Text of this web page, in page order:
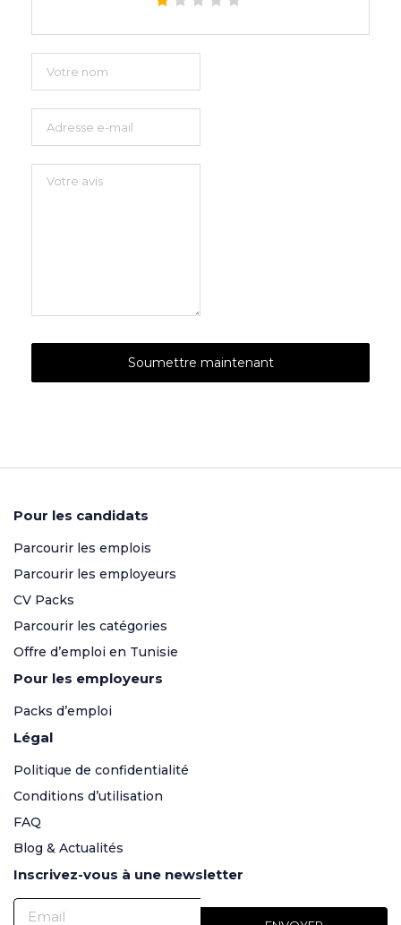
Pour les candidats
Parcourir les emplois
Parcourir les employeurs
CV Packs
Parcourir les catégories
Offre d’emploi en Tunisie
Pour les employeurs
Packs d’emploi
Légal
Politique de confidentialité
Conditions d’utilisation
FAQ
Blog & Actualités
Inscrivez-vous à une newsletter